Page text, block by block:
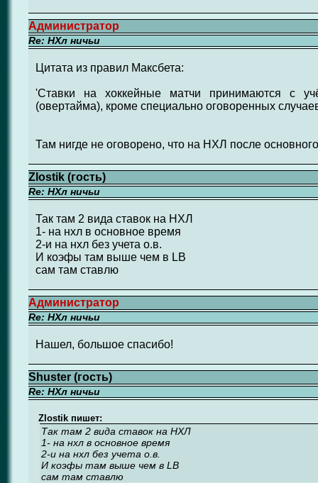
Администратор
Re: НХл ничьи
Цитата из правил Максбета:
'Ставки на хоккейные матчи принимаются с
(овертайма), кроме специально оговоренных
Там нигде не оговорено, что на НХЛ после
Zlostik (гость)
Re: НХл ничьи
Так там 2 вида ставок на НХЛ
1- на нхл в основное время
2-и на нхл без учета о.в.
И коэфы там выше чем в LB
сам там ставлю
Администратор
Re: НХл ничьи
Нашел, большое спасибо!
Shuster (гость)
Re: НХл ничьи
Zlostik пишет:
Так там 2 вида ставок на НХЛ
1- на нхл в основное время
2-и на нхл без учета о.в.
И коэфы там выше чем в LB
сам там ставлю